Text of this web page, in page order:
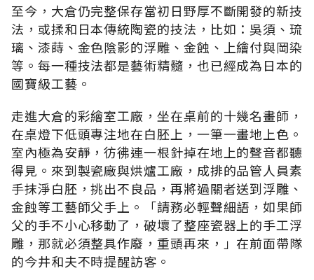
至今，大倉仍完整保存當初日野厚不斷開發的新技
法，或揉和日本傳統陶瓷的技法，比如：吳須、琉
璃、漆蒔、金色陰影的浮雕、金蝕、上繪付與岡染
等。每一種技法都是藝術精髓，也已經成為日本的
國寶級工藝。
走進大倉的彩繪室工廠，坐在桌前的十幾名畫師，
在桌燈下低頭專注地在白胚上，一筆一畫地上色。
室內極為安靜，彷彿連一根針掉在地上的聲音都聽
得見。來到製瓷廠與烘爐工廠，成排的品管人員素
手抹淨白胚，挑出不良品，再將過關者送到浮雕、
金蝕等工藝師父手上。「請務必輕聲細語，如果師
父的手不小心移動了，破壞了整座瓷器上的手工浮
雕，那就必須整具作廢，重頭再來，」在前面帶隊
的今井和夫不時提醒訪客。